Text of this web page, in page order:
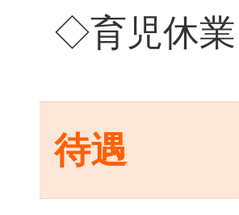
◇育児休業
待遇